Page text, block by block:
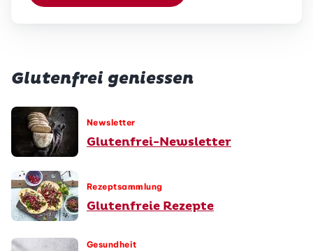
Glutenfrei geniessen
Newsletter
Glutenfrei-Newsletter
Rezeptsammlung
Glutenfreie Rezepte
Gesundheit